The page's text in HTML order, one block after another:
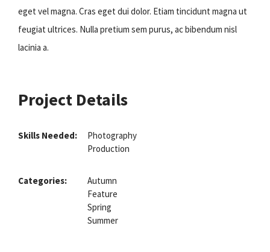
eget vel magna. Cras eget dui dolor. Etiam tincidunt magna ut
feugiat ultrices. Nulla pretium sem purus, ac bibendum nisl
lacinia a.
Project Details
Skills Needed:
Photography
Production
Categories:
Autumn
Feature
Spring
Summer